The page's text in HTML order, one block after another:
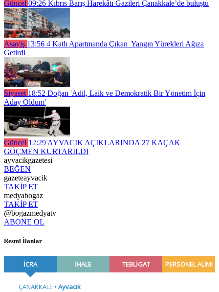
Güncel 09:26 Kıbrıs Barış Harekâtı Gazileri Çanakkale’de buluştu
Asayiş 13:56 4 Katlı Apartmanda Çıkan Yangın Yürekleri Ağıza
Getirdi
Siyaset 18:52 Doğan 'Adil, Laik ve Demokratik Bir Yönetim İçin
Aday Oldum'
Güncel 12:29 AYVACIK AÇIKLARINDA 27 KAÇAK
GÖÇMEN KURTARILDI
ayvacikgazetesi
BEĞEN
gazeteayvacik
TAKİP ET
medyabogaz
TAKİP ET
@bogazmedyatv
ABONE OL
Resmî İlanlar